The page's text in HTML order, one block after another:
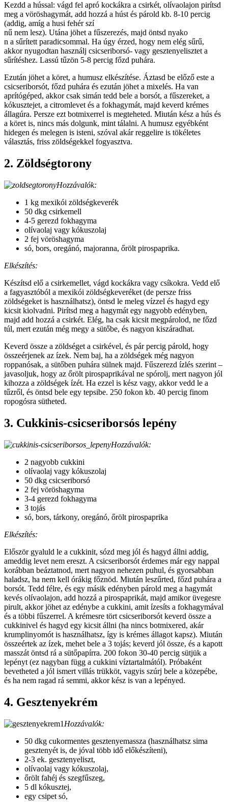
Kezdd a hússal: vágd fel apró kockákra a csirkét, olívaolajon pirítsd
meg a vöröshagymát, add hozzá a húst és párold kb. 8-10 percig
(addig, amíg a husi fehér szí
nű nem lesz). Utána jöhet a fűszerezés, majd öntsd nyako
n a sűrített paradicsommal. Ha úgy érzed, hogy nem elég sűrű,
akkor nyugodtan használj csicseriborsó- vagy gesztenyelisztet a
sűrítéshez. Lassú tűzön 5-8 percig főzd puhára.
Ezután jöhet a köret, a humusz elkészítése. Áztasd be előző este a
csicseriborsót, főzd puhára és ezután jöhet a mixelés. Ha van
aprítógéped, akkor csak simán tedd bele a borsót, a fűszereket, a
kókusztejet, a citromlevet és a fokhagymát, majd keverd krémes
állagúra. Persze ezt botmixerrel is megteheted. Miután kész a hús és
a köret is, nincs más dolgunk, mint tálalni. A humusz egyébként
hidegen és melegen is isteni, szóval akár reggelire is tökéletes
választás, friss zöldségekkel fogyasztva.
2. Zöldségtorony
Hozzávalók:
1 kg mexikói zöldségkeverék
50 dkg csirkemell
4-5 gerezd fokhagyma
olívaolaj vagy kókuszolaj
2 fej vöröshagyma
só, bors, oregánó, majoranna, őrölt pirospaprika.
Elkészítés:
Készítsd elő a csirkemellet, vágd kockákra vagy csíkokra. Vedd elő
a fagyasztóból a mexikói zöldségkeveréket (de persze friss
zöldségeket is használhatsz), öntsd le meleg vízzel és hagyd egy
kicsit kiolvadni. Pirítsd meg a hagymát egy nagyobb edényben,
majd add hozzá a csirkét. Elég, ha csak kicsit megpárolod, ne főzd
túl, mert ezután még megy a sütőbe, és nagyon kiszáradhat.
Keverd össze a zöldséget a csirkével, és pár percig párold, hogy
összeérjenek az ízek. Nem baj, ha a zöldségek még nagyon
roppanósak, a sütőben puhára sülnek majd. Fűszerezd ízlés szerint –
javasoljuk, hogy az őrölt pirospaprikával ne spórolj, mert nagyon jól
kihozza a zöldségek ízét. Ha ezzel is kész vagy, akkor vedd le a
tűzről, és öntsd bele egy tepsibe. 250 fokon kb. 40 percig finom
ropogósra sütheted.
3. Cukkinis-csicseriborsós lepény
Hozzávalók:
2 nagyobb cukkini
olívaolaj vagy kókuszolaj
50 dkg csicseriborsó
2 fej vöröshagyma
3-4 gerezd fokhagyma
3 tojás
só, bors, tárkony, oregánó, őrölt pirospaprika
Elkészítés:
Először gyaluld le a cukkinit, sózd meg jól és hagyd állni addig,
ameddig levet nem ereszt. A csicseriborsót érdemes már egy nappal
korábban beáztatnod, mert nagyon nehezen puhul, és gyorsabban
haladsz, ha nem kell órákig főznöd. Miután leszűrted, főzd puhára a
borsót. Tedd félre, és egy másik edényben párold meg a hagymát
kevés olívaolajon, add hozzá a pirospaprikát, majd amikor üvegesre
pirult, akkor jöhet az edénybe a cukkini, amit ízesíts a fokhagymával
és a többi fűszerrel. A krémesre tört csicseriborsót keverd össze a
cukkinivel és hagyd egy kicsit állni (ha nincs botmixered, akár
krumplinyomót is használhatsz, így is krémes állagot kapsz). Miután
összeértek az ízek, mehet bele a 3 tojás; keverd jól össze, és a kapott
masszát öntsd rá a sütőpapírra. 200 fokon 30-40 percig sütjük a
lepényt (ez nagyban függ a cukkini víztartalmától). Próbaként
bevetheted a jól ismert villás trükköt, vagyis szúrj bele a közepébe,
és ha nem ragad rá semmi, akkor kész is van a lepényed.
4. Gesztenyekrém
Hozzávalók:
50 dkg cukormentes gesztenyemassza (használhatsz sima
gesztenyét is, de jóval több idő előkészíteni),
2-3 ek. gesztenyeliszt,
olívaolaj vagy kókuszolaj,
őrölt fahéj és szegfűszeg,
5 dl kókusztej,
egy csipet só,